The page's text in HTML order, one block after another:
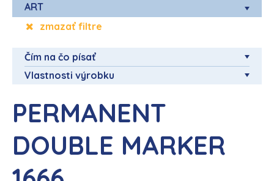
ART
zmazať filtre
Čím na čo písať
Vlastnosti výrobku
PERMANENT
DOUBLE MARKER